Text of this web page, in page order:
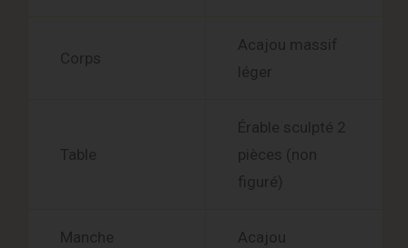
Corps
Acajou massif
léger
Table
Érable sculpté 2
pièces (non
figuré)
Manche Acajou